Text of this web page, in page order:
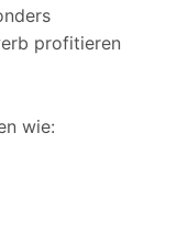
profitieren
wie: